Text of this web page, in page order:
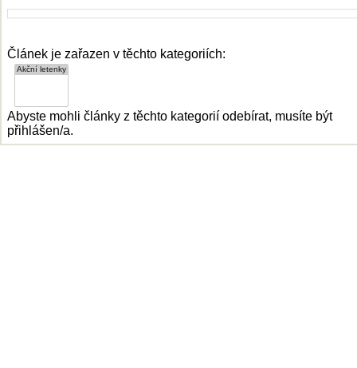
Článek je zařazen v těchto kategoriích:
Abyste mohli články z těchto kategorií odebírat, musíte být
přihlášen/a.